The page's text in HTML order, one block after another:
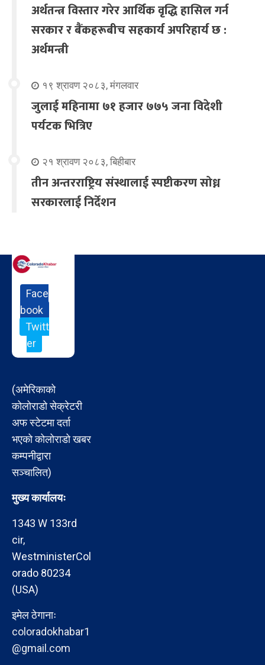
अर्थतन्त्र विस्तार गरेर आर्थिक वृद्धि हासिल गर्न
सरकार र बैंकहरूबीच सहकार्य अपरिहार्य छ :
अर्थमन्त्री
१९ श्रावण २०८३, मंगलवार
जुलाई महिनामा ७१ हजार ७७५ जना विदेशी
पर्यटक भित्रिए
२१ श्रावण २०८३, बिहीबार
तीन अन्तरराष्ट्रिय संस्थालाई स्पष्टीकरण सोध्न
सरकारलाई निर्देशन
Face
book
Twitt
er
(अमेरिकाको
कोलोराडो सेक्रेटरी
अफ स्टेटमा दर्ता
भएको कोलोराडो खबर
कम्पनीद्वारा
सञ्चालित)
मुख्य कार्यालयः
1343 W 133rd
cir,
WestministerCol
orado 80234
(USA)
इमेल ठेगानाः
coloradokhabar1
@gmail.com